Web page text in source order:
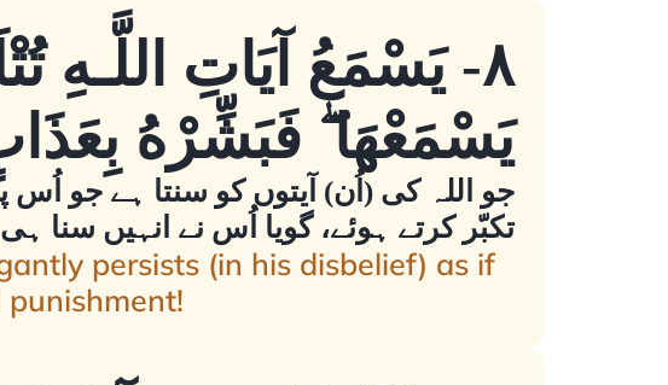
٨- يَسْمَعُ آيَاتِ اللَّـهِ
يَسْمَعْهَا ۖ فَبَشِّرْهُ
جو اللہ کی (اُن) آیتوں کو سنتا ہے جو اُس
تکبّر کرتے ہوئے، گویا اُس نے انہیں سنا
persists (in his disbelief) as if